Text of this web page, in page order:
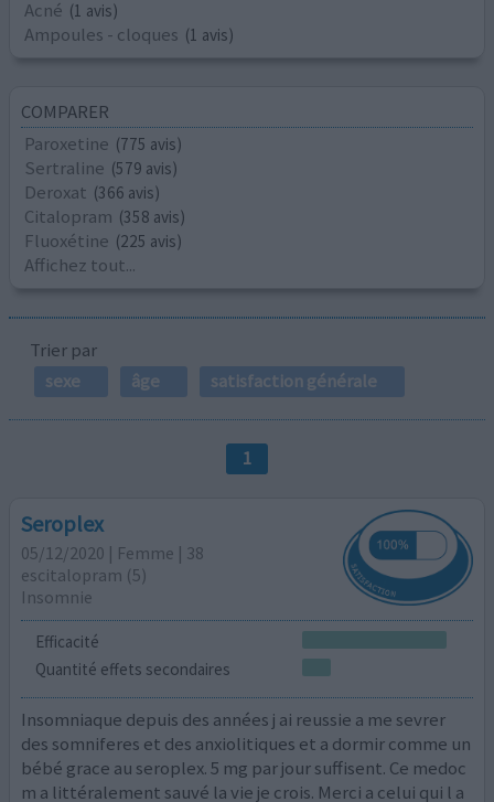
Acné (1 avis)
Ampoules - cloques (1 avis)
COMPARER
Paroxetine (775 avis)
Sertraline (579 avis)
Deroxat (366 avis)
Citalopram (358 avis)
Fluoxétine (225 avis)
Affichez tout...
Trier par
sexe
âge satisfaction générale
1
Seroplex
05/12/2020 | Femme | 38
escitalopram (5)
Insomnie
Efficacité
Quantité effets secondaires
Insomniaque depuis des années j ai reussie a me sevrer
des somniferes et des anxiolitiques et a dormir comme un
bébé grace au seroplex. 5 mg par jour suffisent. Ce medoc
m a littéralement sauvé la vie je crois. Merci a celui qui l a